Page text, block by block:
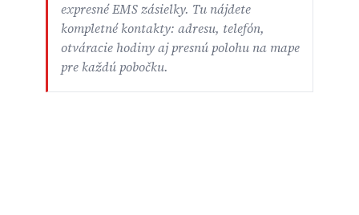
expresné EMS zásielky. Tu nájdete
kompletné kontakty: adresu, telefón,
otváracie hodiny aj presnú polohu na mape
pre každú pobočku.